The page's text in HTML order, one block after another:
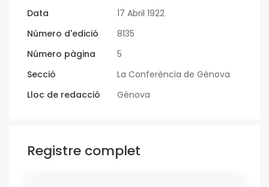
Data
17 Abril 1922
Número d'edició
8135
Número pàgina
5
Secció
La Conferència de Gènova
Lloc de redacció
Gènova
Registre complet